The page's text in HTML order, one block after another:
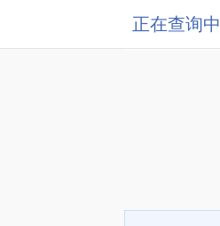
正在查询中